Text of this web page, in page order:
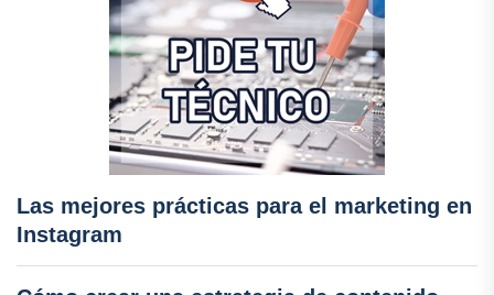
Las mejores prácticas para el marketing en
Instagram